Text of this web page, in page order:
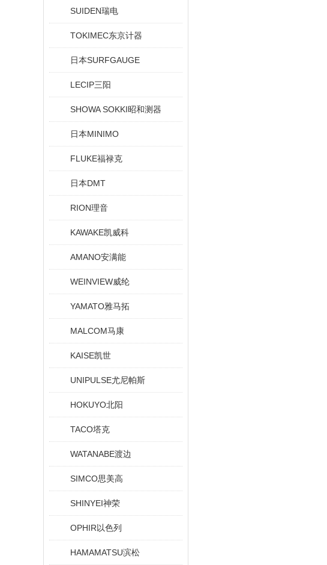
SUIDEN瑞电
TOKIMEC东京计器
日本SURFGAUGE
LECIP三阳
SHOWA SOKKI昭和测器
日本MINIMO
FLUKE福禄克
日本DMT
RION理音
KAWAKE凯威科
AMANO安满能
WEINVIEW威纶
YAMATO雅马拓
MALCOM马康
KAISE凯世
UNIPULSE尤尼帕斯
HOKUYO北阳
TACO塔克
WATANABE渡边
SIMCO思美高
SHINYEI神荣
OPHIR以色列
HAMAMATSU滨松